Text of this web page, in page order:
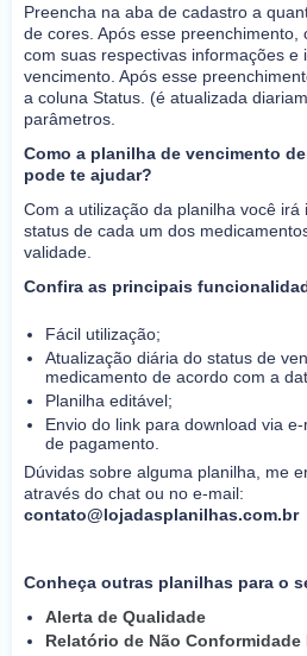
Preencha na aba de cadastro a
de cores. Após esse
com suas respectivas informações e
vencimento. Após esse
a coluna Status. (é atualizada
parâmetros.
Como a planilha de vencimento
pode te ajudar?
Com a utilização da planilha você
status de cada um dos
validade.
Confira as principais
Fácil utilização;
Atualização diária do status de
medicamento de acordo com a
Planilha editável;
Envio do link para download via
de pagamento.
Dúvidas sobre alguma planilha, me
através do chat ou no e-mail:
contato@lojadasplanilhas.com.br
Conheça outras planilhas para o
Alerta de Qualidade
Relatório de Não Conformidade